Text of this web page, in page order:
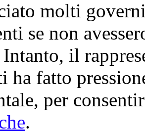
molti
se non
il
ha fatto
per
.